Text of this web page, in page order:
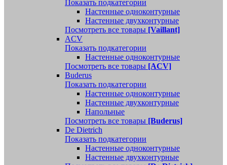
Показать подкатегории
Настенные одноконтурные
Настенные двухконтурные
Посмотреть все товары [Vaillant]
ACV
Показать подкатегории
Настенные одноконтурные
Посмотреть все товары [ACV]
Buderus
Показать подкатегории
Настенные одноконтурные
Настенные двухконтурные
Напольные
Посмотреть все товары [Buderus]
De Dietrich
Показать подкатегории
Настенные одноконтурные
Настенные двухконтурные